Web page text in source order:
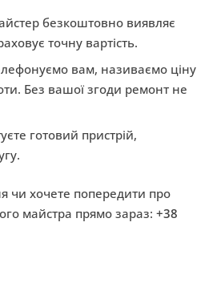
безкоштовно виявляє
точну вартість.
вам, називаємо ціну
Без вашої згоди ремонт не
готовий пристрій,
чи хочете попередити про
майстра прямо зараз: +38